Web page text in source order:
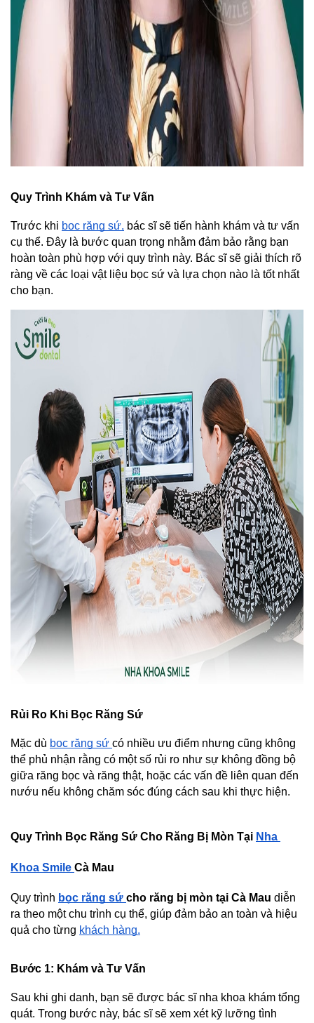
Quy Trình Khám và Tư Vấn
Trước khi bọc răng sứ, bác sĩ sẽ tiến hành khám và tư vấn
cụ thể. Đây là bước quan trọng nhằm đảm bảo rằng bạn
hoàn toàn phù hợp với quy trình này. Bác sĩ sẽ giải thích rõ
ràng về các loại vật liệu bọc sứ và lựa chọn nào là tốt nhất
cho bạn.
Rủi Ro Khi Bọc Răng Sứ
Mặc dù bọc răng sứ có nhiều ưu điểm nhưng cũng không
thể phủ nhận rằng có một số rủi ro như sự không đồng bộ
giữa răng bọc và răng thật, hoặc các vấn đề liên quan đến
nướu nếu không chăm sóc đúng cách sau khi thực hiện.
Quy Trình Bọc Răng Sứ Cho Răng Bị Mòn Tại Nha
Khoa Smile Cà Mau
Quy trình bọc răng sứ cho răng bị mòn tại Cà Mau diễn
ra theo một chu trình cụ thể, giúp đảm bảo an toàn và hiệu
quả cho từng khách hàng.
Bước 1: Khám và Tư Vấn
Sau khi ghi danh, bạn sẽ được bác sĩ nha khoa khám tổng
quát. Trong bước này, bác sĩ sẽ xem xét kỹ lưỡng tình